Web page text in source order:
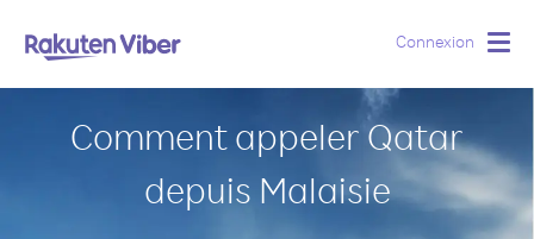
Connexion
Comment appeler Qatar
depuis Malaisie